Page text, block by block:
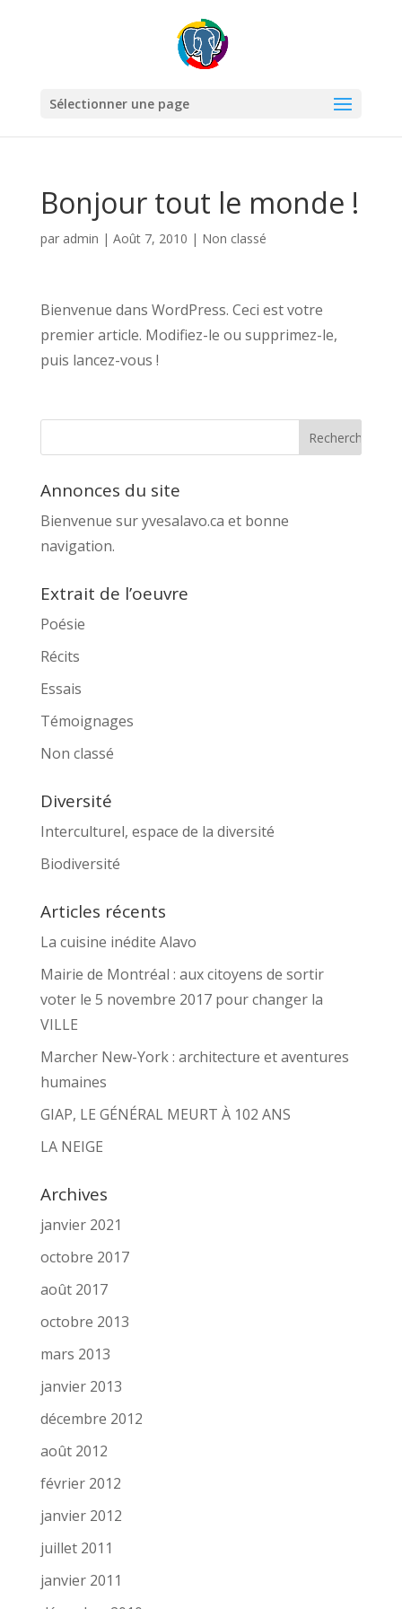
Sélectionner une page
Bonjour tout le monde !
par admin | Août 7, 2010 | Non classé
Bienvenue dans WordPress. Ceci est votre
premier article. Modifiez-le ou supprimez-le,
puis lancez-vous !
Annonces du site
Bienvenue sur yvesalavo.ca et bonne
navigation.
Extrait de l’oeuvre
Poésie
Récits
Essais
Témoignages
Non classé
Diversité
Interculturel, espace de la diversité
Biodiversité
Articles récents
La cuisine inédite Alavo
Mairie de Montréal : aux citoyens de sortir
voter le 5 novembre 2017 pour changer la
VILLE
Marcher New-York : architecture et aventures
humaines
GIAP, LE GÉNÉRAL MEURT À 102 ANS
LA NEIGE
Archives
janvier 2021
octobre 2017
août 2017
octobre 2013
mars 2013
janvier 2013
décembre 2012
août 2012
février 2012
janvier 2012
juillet 2011
janvier 2011